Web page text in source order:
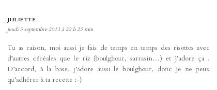
JULIETTE
jeudi 5 septembre 2013 à 22 h 25 min
Tu as raison, moi aussi je fais de temps en temps des risottos avec
d’autres céréales que le riz (boulghour, sarrasin…) et j’adore ça .
D’accord, à la base, j’adore aussi le boulghour, donc je ne peux
qu’adhérer à ta recette :-)